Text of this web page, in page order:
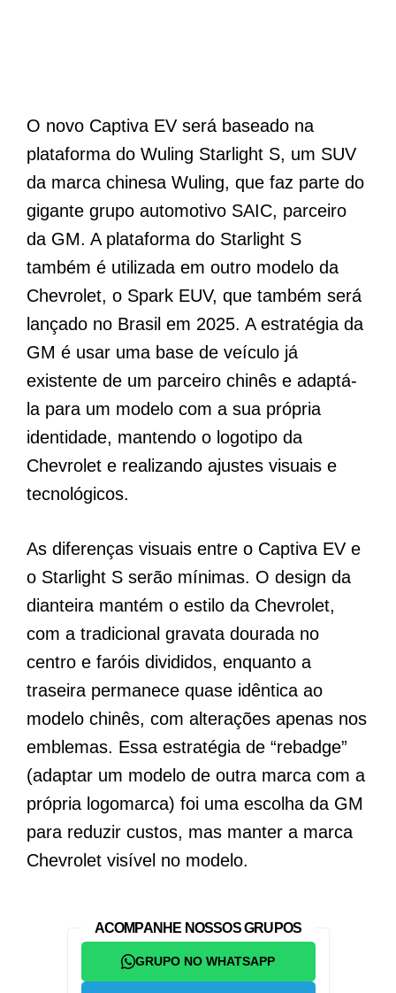
O novo Captiva EV será baseado na
plataforma do Wuling Starlight S, um SUV
da marca chinesa Wuling, que faz parte do
gigante grupo automotivo SAIC, parceiro
da GM. A plataforma do Starlight S
também é utilizada em outro modelo da
Chevrolet, o Spark EUV, que também será
lançado no Brasil em 2025. A estratégia da
GM é usar uma base de veículo já
existente de um parceiro chinês e adaptá-
la para um modelo com a sua própria
identidade, mantendo o logotipo da
Chevrolet e realizando ajustes visuais e
tecnológicos.
As diferenças visuais entre o Captiva EV e
o Starlight S serão mínimas. O design da
dianteira mantém o estilo da Chevrolet,
com a tradicional gravata dourada no
centro e faróis divididos, enquanto a
traseira permanece quase idêntica ao
modelo chinês, com alterações apenas nos
emblemas. Essa estratégia de “rebadge”
(adaptar um modelo de outra marca com a
própria logomarca) foi uma escolha da GM
para reduzir custos, mas manter a marca
Chevrolet visível no modelo.
ACOMPANHE NOSSOS GRUPOS
GRUPO NO WHATSAPP